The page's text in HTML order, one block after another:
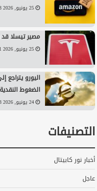
25 يونيو, 2026 9:48 م
مصير تيسلا قد
25 يونيو, 2026 8:11 م
اليورو
الضغوط النقدية
24 يونيو, 2026 11:28 م
التصنيفات
أخبار نور كابيتال
عاجل